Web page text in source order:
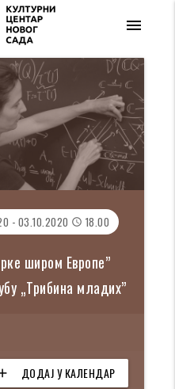
menu
- 03.10.2020 access_time 18.00
широм Европе”
„Трибина младих”
ДОДАЈ У КАЛЕНДАР